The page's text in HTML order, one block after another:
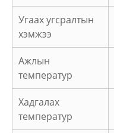
Угаах угсралтын
хэмжээ
Ажлын
температур
Хадгалах
температур